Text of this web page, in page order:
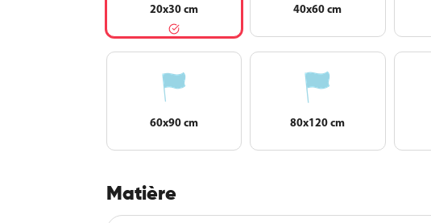
20x30 cm 40x60 cm
60x90 cm 80x120 cm
Matière